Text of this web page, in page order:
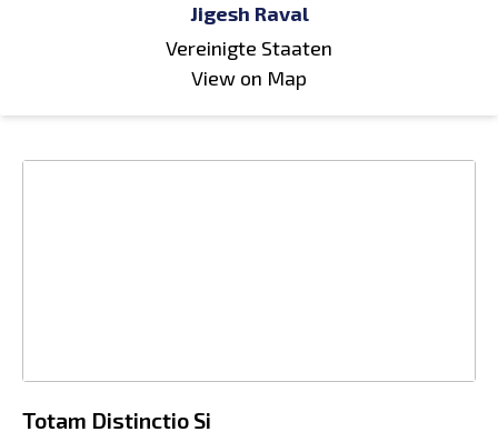
Jigesh Raval
Vereinigte Staaten
View on Map
Totam Distinctio Si